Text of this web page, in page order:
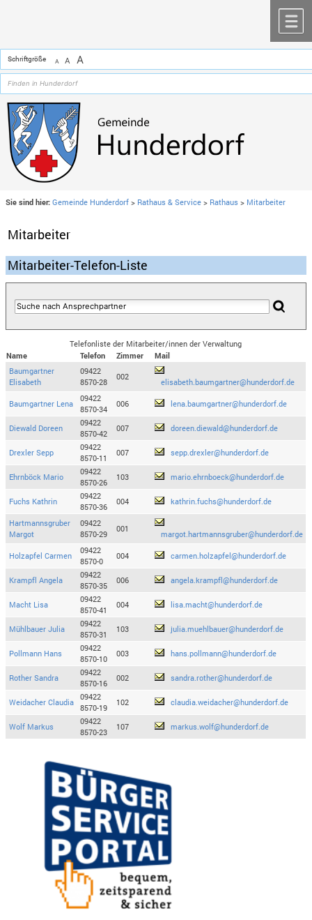
Schriftgröße A A A
Sie sind hier: Gemeinde Hunderdorf > Rathaus & Service > Rathaus > Mitarbeiter
Mitarbeiter
Mitarbeiter-Telefon-Liste
Telefonliste der Mitarbeiter/innen der Verwaltung
Name
Telefon Zimmer
Mail
Baumgartner
Elisabeth
09422
8570-28
002
elisabeth.baumgartner@hunderdorf.de
Baumgartner Lena
09422
8570-34
006 lena.baumgartner@hunderdorf.de
Diewald Doreen
09422
8570-42
007 doreen.diewald@hunderdorf.de
Drexler Sepp
09422
8570-11
007 sepp.drexler@hunderdorf.de
Ehrnböck Mario
09422
8570-26
103 mario.ehrnboeck@hunderdorf.de
Fuchs Kathrin
09422
8570-36
004 kathrin.fuchs@hunderdorf.de
Hartmannsgruber
Margot
09422
8570-29
001
margot.hartmannsgruber@hunderdorf.de
Holzapfel Carmen
09422
8570-0
004 carmen.holzapfel@hunderdorf.de
Krampfl Angela
09422
8570-35
006 angela.krampfl@hunderdorf.de
Macht Lisa
09422
8570-41
004 lisa.macht@hunderdorf.de
Mühlbauer Julia
09422
8570-31
103 julia.muehlbauer@hunderdorf.de
Pollmann Hans
09422
8570-10
003 hans.pollmann@hunderdorf.de
Rother Sandra
09422
8570-16
002 sandra.rother@hunderdorf.de
Weidacher Claudia
09422
8570-19
102 claudia.weidacher@hunderdorf.de
Wolf Markus
09422
8570-23
107 markus.wolf@hunderdorf.de